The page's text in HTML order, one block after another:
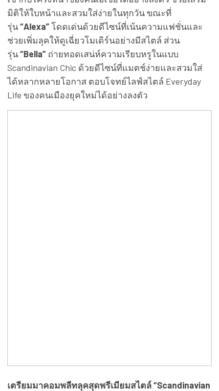
มิติให้ใบหน้าและสวมใส่ง่ายในทุกวัน ขณะที่
รุ่น“Alexa”โดดเด่นด้วยดีไซน์ที่เน้นความแฟชั่นและ
ช่วยเพิ่มลุคให้ดูเฉี่ยวโมเดิร์นอย่างมีสไตล์ ส่วน
รุ่น“Bella” ถ่ายทอดเสน่ห์ความเรียบหรูในแบบ
Scandinavian Chic ด้วยดีไซน์ที่แมตช์ง่ายและสวมใส่
ได้หลากหลายโอกาส ตอบโจทย์ไลฟ์สไตล์ Everyday
Life ของคนเมืองยุคใหม่ได้อย่างลงตัว
เตรียมมาคอมพลีทลุคสุดพรีเมียมสไตล์ “Scandinavian